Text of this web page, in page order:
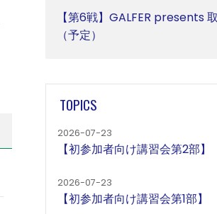
【第6戦】GALFER presents
（予定）
TOPICS
2026-07-23
【初参加者向け講習会第2部】
2026-07-23
【初参加者向け講習会第1部】